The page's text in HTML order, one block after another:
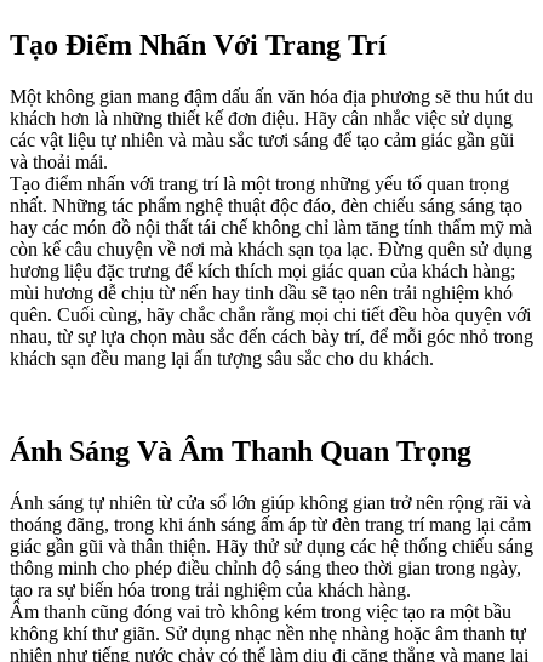
Tạo Điểm Nhấn Với Trang Trí
Một không gian mang đậm dấu ấn văn hóa địa phương sẽ thu hút du
khách hơn là những thiết kế đơn điệu. Hãy cân nhắc việc sử dụng
các vật liệu tự nhiên và màu sắc tươi sáng để tạo cảm giác gần gũi
và thoải mái.
Tạo điểm nhấn với trang trí là một trong những yếu tố quan trọng
nhất. Những tác phẩm nghệ thuật độc đáo, đèn chiếu sáng sáng tạo
hay các món đồ nội thất tái chế không chỉ làm tăng tính thẩm mỹ mà
còn kể câu chuyện về nơi mà khách sạn tọa lạc. Đừng quên sử dụng
hương liệu đặc trưng để kích thích mọi giác quan của khách hàng;
mùi hương dễ chịu từ nến hay tinh dầu sẽ tạo nên trải nghiệm khó
quên. Cuối cùng, hãy chắc chắn rằng mọi chi tiết đều hòa quyện với
nhau, từ sự lựa chọn màu sắc đến cách bày trí, để mỗi góc nhỏ trong
khách sạn đều mang lại ấn tượng sâu sắc cho du khách.
Ánh Sáng Và Âm Thanh Quan Trọng
Ánh sáng tự nhiên từ cửa sổ lớn giúp không gian trở nên rộng rãi và
thoáng đãng, trong khi ánh sáng ấm áp từ đèn trang trí mang lại cảm
giác gần gũi và thân thiện. Hãy thử sử dụng các hệ thống chiếu sáng
thông minh cho phép điều chỉnh độ sáng theo thời gian trong ngày,
tạo ra sự biến hóa trong trải nghiệm của khách hàng.
Âm thanh cũng đóng vai trò không kém trong việc tạo ra một bầu
không khí thư giãn. Sử dụng nhạc nền nhẹ nhàng hoặc âm thanh tự
nhiên như tiếng nước chảy có thể làm dịu đi căng thẳng và mang lại